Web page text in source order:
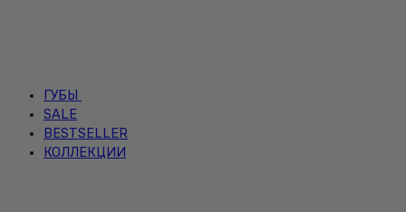
ГУБЫ
SALE
BESTSELLER
КОЛЛЕКЦИИ